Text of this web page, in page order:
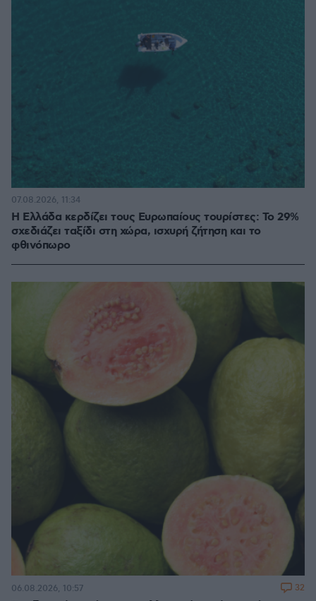
Η Ελλάδα κερδίζει τους Ευρωπαίους τουρίστες: Το 29%
σχεδιάζει ταξίδι στη χώρα, ισχυρή ζήτηση και το
φθινόπωρο
07.08.2026, 11:34
06.08.2026, 10:57 32